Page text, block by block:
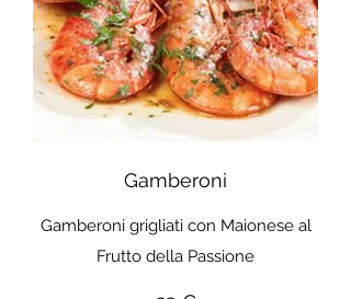
Gamberoni
Gamberoni grigliati con Maionese al
Frutto della Passione